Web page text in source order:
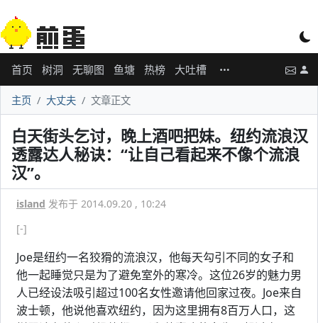
首页 树洞 无聊图 鱼塘 热榜 大吐槽
主页 大丈夫 文章正文
白天街头乞讨，晚上酒吧把妹。纽约流浪汉
透露达人秘诀：“让自己看起来不像个流浪
汉”。
island 发布于 2014.09.20 , 10:24
[-]
Joe是纽约一名狡猾的流浪汉，他每天勾引不同的女子和
他一起睡觉只是为了避免室外的寒冷。这位26岁的魅力男
人已经设法吸引超过100名女性邀请他回家过夜。Joe来自
波士顿，他说他喜欢纽约，因为这里拥有8百万人口，这